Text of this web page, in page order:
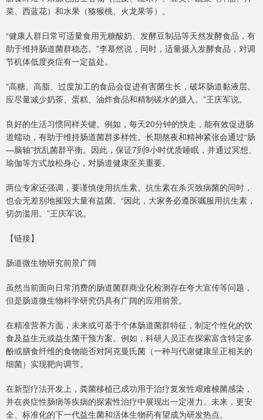
菜、西蓝花）和水果（猕猴桃、火龙果等）。
“健康人群日常可适量食用无糖酸奶、发酵豆制品等天然发酵食品，有
助于维持肠道菌群稳态。”李慕然说，同时，适量摄入发酵食品，对调
节机体低度炎症有一定益处。
“高糖、高脂、过度加工的食品会促进有害菌生长，破坏肠道黏液层。
应尽量减少奶茶、蛋糕、油炸食品和精制碳水的摄入。”王庆军说。
良好的生活习惯同样关键。例如，每天20分钟的快走，能有效促进肠
道蠕动，有助于维持肠道菌群多样性。长期熬夜和精神紧张会通过“肠
—脑轴”扰乱菌群平衡。因此，保证7到9小时优质睡眠，并通过冥想、
瑜伽等方式放松身心，对肠道健康至关重要。
两位专家还强调，要谨慎使用抗生素。抗生素在杀灭致病菌的同时，
也会无差别地摧毁大量有益菌。“因此，大家务必遵医嘱服用抗生素，
切勿滥用。”王庆军说。
【链接】
肠道微生物研究前景广阔
虽然当前面向日常消费的肠道菌群商业化检测存在夸大宣传等问题，
但是肠道微生物科学研究仍具有广阔的应用前景。
在精准营养方面，未来或可基于个体肠道菌群特征，制定个性化的饮
食及益生元或益生菌干预方案。例如，科研人员正在探索富含特定多
酚或膳食纤维的食物能否对阿克曼氏菌（一种与代谢健康呈正相关的
细菌）实现靶向调节。
在新型疗法开发上，粪菌移植已成功用于治疗复发性艰难梭菌感染，
并在炎症性肠病等疾病的探索性治疗中展现出一定潜力。未来，更安
全、标准化的下一代益生菌和活体生物药有望成为研发热点。